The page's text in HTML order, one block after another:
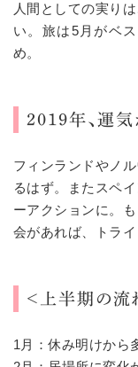
人間としての実り
い。旅は5月がベ
め。
2019年、運
フィンランドやノ
るはず。またスペ
ーアクションに。
会があれば、トライ
＜上半期の流
1月：休み明けから